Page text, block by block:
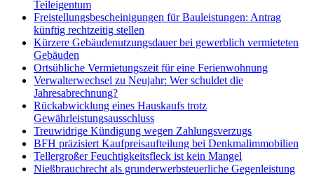
Teileigentum
Freistellungsbescheinigungen für Bauleistungen: Antrag
künftig rechtzeitig stellen
Kürzere Gebäudenutzungsdauer bei gewerblich vermieteten
Gebäuden
Ortsübliche Vermietungszeit für eine Ferienwohnung
Verwalterwechsel zu Neujahr: Wer schuldet die
Jahresabrechnung?
Rückabwicklung eines Hauskaufs trotz
Gewährleistungsausschluss
Treuwidrige Kündigung wegen Zahlungsverzugs
BFH präzisiert Kaufpreisaufteilung bei Denkmalimmobilien
Tellergroßer Feuchtigkeitsfleck ist kein Mangel
Nießbrauchrecht als grunderwerbsteuerliche Gegenleistung